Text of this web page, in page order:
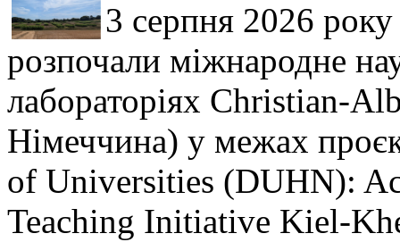
3 серпня 2026
розпочали міжнародне
лабораторіях Christian-
Німеччина) у межах
of Universities (DUHN):
Teaching Initiative Kiel-